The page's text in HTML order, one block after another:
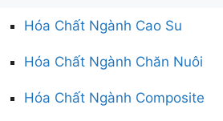
Hóa Chất Ngành Cao Su
Hóa Chất Ngành Chăn Nuôi
Hóa Chất Ngành Composite